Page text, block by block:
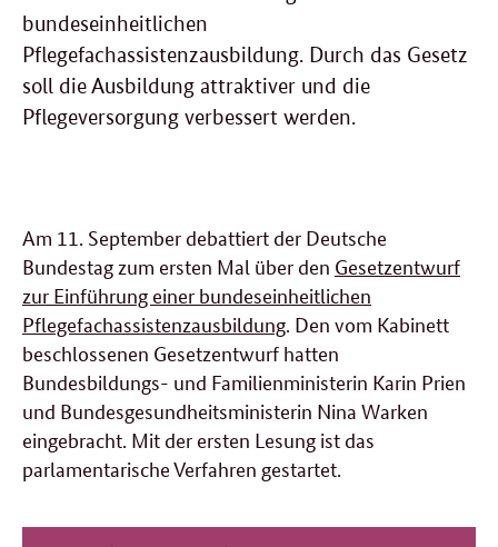
bundeseinheitlichen
Pflegefachassistenzausbildung. Durch das Gesetz
soll die Ausbildung attraktiver und die
Pflegeversorgung verbessert werden.
Am 11. September debattiert der Deutsche
Bundestag zum ersten Mal über den Gesetzentwurf
zur Einführung einer bundeseinheitlichen
Pflegefachassistenzausbildung. Den vom Kabinett
beschlossenen Gesetzentwurf hatten
Bundesbildungs- und Familienministerin Karin Prien
und Bundesgesundheitsministerin Nina Warken
eingebracht. Mit der ersten Lesung ist das
parlamentarische Verfahren gestartet.